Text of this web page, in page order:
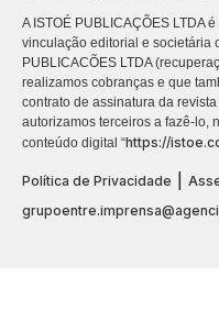
A ISTOÉ PUBLICAÇÕES LTDA
vinculação editorial e societária
PUBLICACÕES LTDA
realizamos cobranças e que
contrato de assinatura da
autorizamos terceiros a fazê-lo,
conteúdo digital “https://
Política de Privacidade